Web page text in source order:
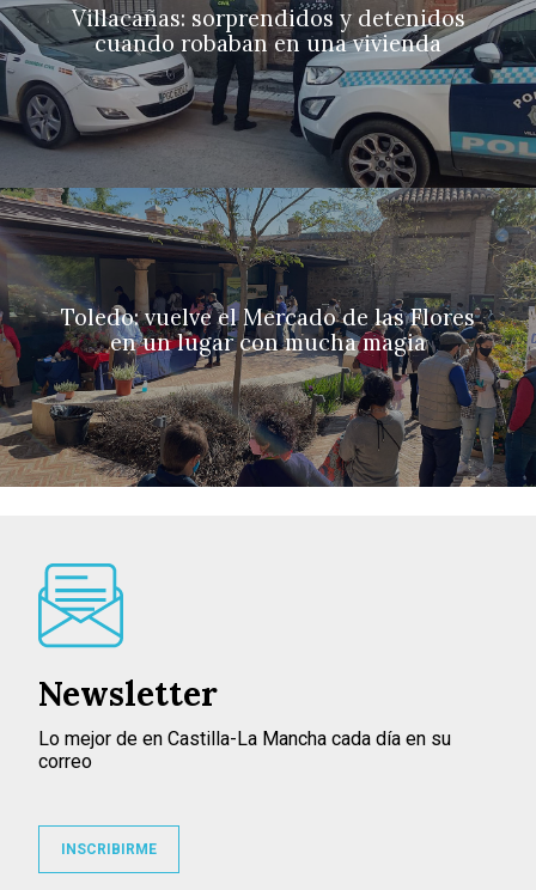
Villacañas: sorprendidos y detenidos
cuando robaban en una vivienda
Toledo: vuelve el Mercado de las Flores
en un lugar con mucha magia
Newsletter
Lo mejor de en Castilla-La Mancha cada día en su
correo
INSCRIBIRME